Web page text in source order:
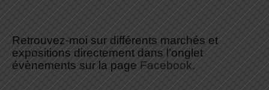
Retrouvez-moi sur différents marchés et
expositions directement dans l’onglet
évènements sur la page Facebook.